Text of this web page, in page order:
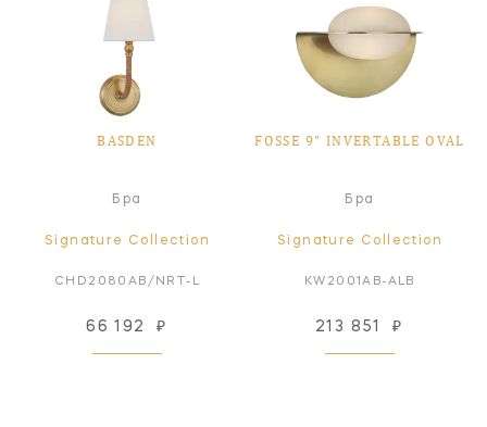
BASDEN
Бра
Signature Collection
CHD2080AB/NRT-L
66 192 ₽
FOSSE 9" INVERTABLE OVAL
Бра
Signature Collection
KW2001AB-ALB
213 851 ₽